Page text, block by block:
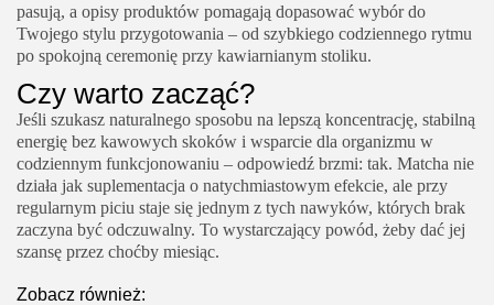
pasują, a opisy produktów pomagają dopasować wybór do
Twojego stylu przygotowania – od szybkiego codziennego rytmu
po spokojną ceremonię przy kawiarnianym stoliku.
Czy warto zacząć?
Jeśli szukasz naturalnego sposobu na lepszą koncentrację, stabilną
energię bez kawowych skoków i wsparcie dla organizmu w
codziennym funkcjonowaniu – odpowiedź brzmi: tak. Matcha nie
działa jak suplementacja o natychmiastowym efekcie, ale przy
regularnym piciu staje się jednym z tych nawyków, których brak
zaczyna być odczuwalny. To wystarczający powód, żeby dać jej
szansę przez choćby miesiąc.
Zobacz również: